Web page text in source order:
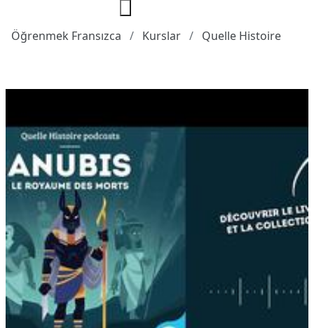
Öğrenmek Fransızca Kurslar Quelle Histoire